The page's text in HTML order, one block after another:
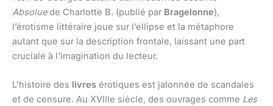
Absoluede Charlotte B. (publié par Bragelonne),
l’érotisme littéraire joue sur l’ellipse et la métaphore
autant que sur la description frontale, laissant une part
cruciale à l’imagination du lecteur.
L’histoire des livres érotiques est jalonnée de scandales
et de censure. Au XVIIIe siècle, des ouvrages comme Les